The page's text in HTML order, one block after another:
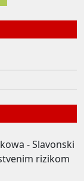
- Slavonski
rizikom